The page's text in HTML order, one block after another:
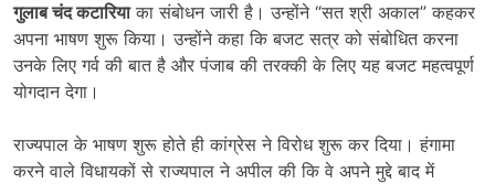
गुलाब चंद कटारियाका संबोधन जारी है। उन्होंने “सत श्री अकाल” कहकर
अपना भाषण शुरू किया। उन्होंने कहा कि बजट सत्र को संबोधित करना
उनके लिए गर्व की बात है और पंजाब की तरक्की के लिए यह बजट महत्वपूर्ण
योगदान देगा।
राज्यपाल के भाषण शुरू होते ही कांग्रेस ने विरोध शुरू कर दिया। हंगामा
करने वाले विधायकों से राज्यपाल ने अपील की कि वे अपने मुद्दे बाद में